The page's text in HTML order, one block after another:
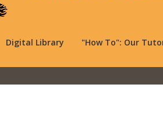
Digital Library "How To": Our